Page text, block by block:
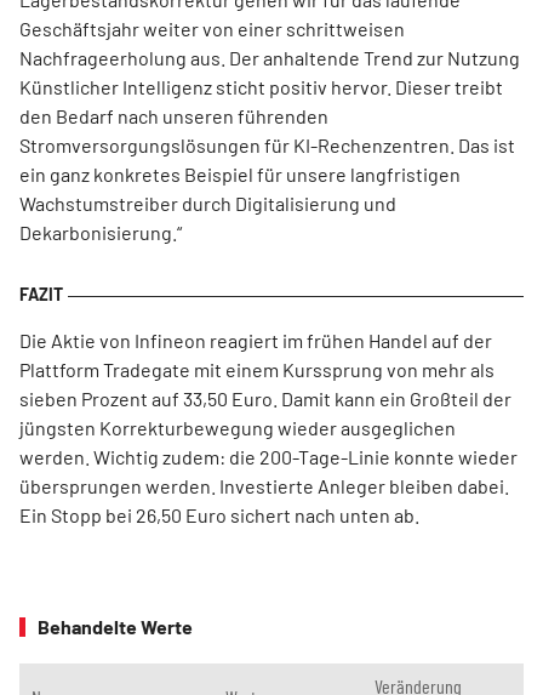
Geschäftsjahr weiter von einer schrittweisen
Nachfrageerholung aus. Der anhaltende Trend zur Nutzung
Künstlicher Intelligenz sticht positiv hervor. Dieser treibt
den Bedarf nach unseren führenden
Stromversorgungslösungen für KI-Rechenzentren. Das ist
ein ganz konkretes Beispiel für unsere langfristigen
Wachstumstreiber durch Digitalisierung und
Dekarbonisierung.“
Die Aktie von Infineon reagiert im frühen Handel auf der
Plattform Tradegate mit einem Kurssprung von mehr als
sieben Prozent auf 33,50 Euro. Damit kann ein Großteil der
jüngsten Korrekturbewegung wieder ausgeglichen
werden. Wichtig zudem: die 200-Tage-Linie konnte wieder
übersprungen werden. Investierte Anleger bleiben dabei.
Ein Stopp bei 26,50 Euro sichert nach unten ab.
Behandelte Werte
Veränderung